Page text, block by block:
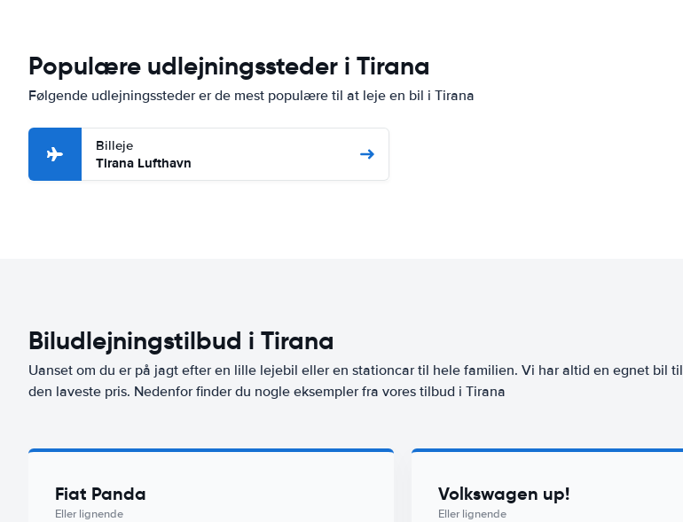
Populære udlejningssteder i Tirana
Følgende udlejningssteder er de mest populære til at leje en bil i Tirana
Billeje
Tirana Lufthavn
Biludlejningstilbud i Tirana
Uanset om du er på jagt efter en lille lejebil eller en stationcar til hele familien. Vi har altid en egnet bil til
den laveste pris. Nedenfor finder du nogle eksempler fra vores tilbud i Tirana
Fiat Panda
Eller lignende
Volkswagen up!
Eller lignende